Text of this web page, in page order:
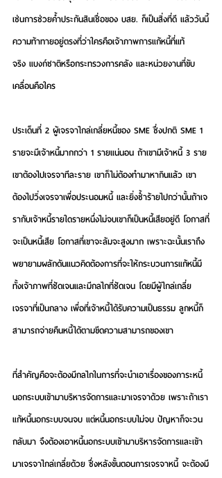
เช่นการช่วยค้ำประกันสินเชื่อของ บสย. ก็เป็นสิ่งที่ดี แล้ววันนี้
ความท้าทายอยู่ตรงที่ว่าใครคือเจ้าภาพการแก้หนี้ที่แท้
จริง แบงก์ชาติหรือกระทรวงการคลัง และหน่วยงานที่ขับ
เคลื่อนคือใคร
ประเด็นที่ 2 ผู้เจรจาไกล่เกลี่ยหนี้ของ SME ซึ่งปกติ SME 1
รายจะมีเจ้าหนี้มากกว่า 1 รายแน่นอน ถ้าเขามีเจ้าหนี้ 3 ราย
เขาต้องไปเจรจาทีละราย เขาก็ไม่ต้องทำมาหากินแล้ว เขา
ต้องไปวิ่งเจรจาเพื่อประนอมหนี้ และยิ่งซ้ำร้ายไปกว่านั้นถ้าเจ
รากับเจ้าหนี้รายใดรายหนึ่งไม่จบเขาก็เป็นหนี้เสียอยู่ดี โอกาสที่
จะเป็นหนี้เสีย โอกาสที่เขาจะล้มจะสูงมาก เพราะฉะนั้นเราถึง
พยายามผลักดันแนวคิดต้องการที่จะให้กระบวนการแก้หนี้มี
ทั้งเจ้าภาพที่ชัดเจนและมีกลไกที่ชัดเจน โดยมีผู้ไกล่เกลี่ย
เจรจาที่เป็นกลาง เพื่อที่เจ้าหนี้ได้รับความเป็นธรรม ลูกหนี้ก็
สามารถจ่ายคืนหนี้ได้ตามขีดความสามารถของเขา
ที่สำคัญคือจะต้องมีกลไกในการที่จะนำเอาเรื่องของภาระหนี้
นอกระบบเข้ามาบริหารจัดการและมาเจรจาด้วย เพราะถ้าเรา
แก้หนี้นอกระบบจนจบ แต่หนี้นอกระบบไม่จบ ปัญหาก็จะวน
กลับมา จึงต้องเอาหนี้นอกระบบเข้ามาบริหารจัดการและเข้า
มาเจรจาไกล่เกลี่ยด้วย ซึ่งหลังขั้นตอนการเจรจาหนี้ จะต้องมี